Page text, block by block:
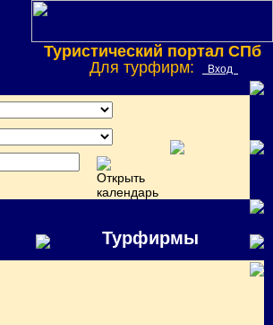
Туристический портал СПб
Для турфирм:
Вход
Турфирмы